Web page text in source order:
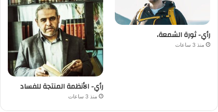
رأي- ثورة الشمعة،
منذ 3 ساعات
رأي- الأنظمة المنتجة للفساد
منذ 3 ساعات